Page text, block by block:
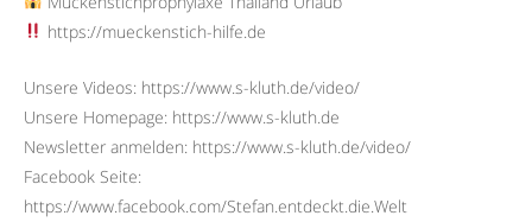
https://mueckenstich-hilfe.de
Unsere Videos: https://www.s-kluth.de/video/
Unsere Homepage: https://www.s-kluth.de
Newsletter anmelden: https://www.s-kluth.de/video/
Facebook Seite:
https://www.facebook.com/Stefan.entdeckt.die.Welt